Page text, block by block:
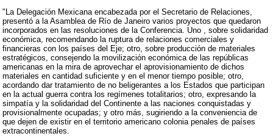
"La Delegación Mexicana encabezada por el Secretario de Relaciones,
presentó a la Asamblea de Río de Janeiro varios proyectos que quedaron
incorporados en las resoluciones de la Conferencia. Uno , sobre solidaridad
económica, recomendando la ruptura de relaciones comerciales y
financieras con los países del Eje; otro, sobre producción de materiales
estratégicos, consejendo la movilización económica de las repúblicas
americanas en la mira de aprovechar el aprovisionamiento de dichos
materiales en cantidad suficiente y en el menor tiempo posible; otro,
acordando dar tratamiento de no beligerantes a los Estados que participan
en la actual guerra contra los regímenes totalitarios; otro, expresando la
simpatía y la solidaridad del Continente a las naciones conquistadas y
provisionalmente ocupadas; y otro más, sugiriendo a la conveniencia de
que dejen de existir en el territorio americano colonia penales de países
extracontinentales.